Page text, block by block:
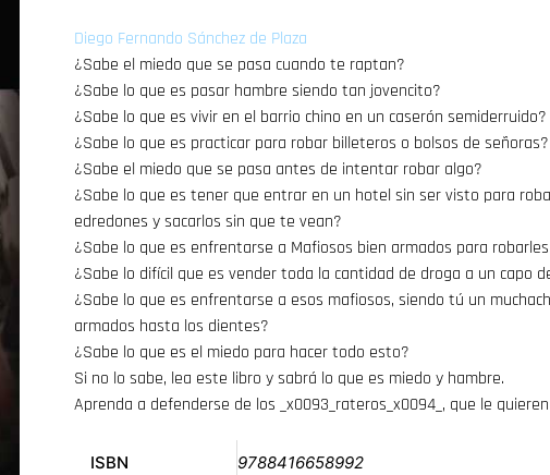
Diego Fernando Sánchez de Plaza
¿Sabe el miedo que se pasa cuando te raptan?
¿Sabe lo que es pasar hambre siendo tan jovencito?
¿Sabe lo que es vivir en el barrio chino en un caserón semiderruido?
¿Sabe lo que es practicar para robar billeteros o bolsos de señoras?
¿Sabe el miedo que se pasa antes de intentar robar algo?
¿Sabe lo que es tener que entrar en un hotel sin ser visto para
edredones y sacarlos sin que te vean?
¿Sabe lo que es enfrentarse a Mafiosos bien armados para
¿Sabe lo difícil que es vender toda la cantidad de droga a un capo
¿Sabe lo que es enfrentarse a esos mafiosos, siendo tú un
armados hasta los dientes?
¿Sabe lo que es el miedo para hacer todo esto?
Si no lo sabe, lea este libro y sabrá lo que es miedo y hambre.
Aprenda a defenderse de los _x0093_rateros_x0094_, que le
ISBN 9788416658992